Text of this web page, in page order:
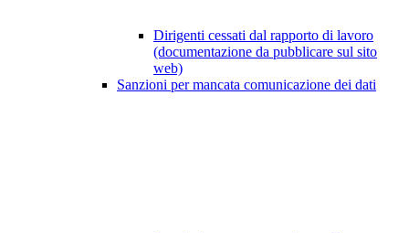
Dirigenti cessati dal rapporto di lavoro
(documentazione da pubblicare sul sito
web)
Sanzioni per mancata comunicazione dei dati